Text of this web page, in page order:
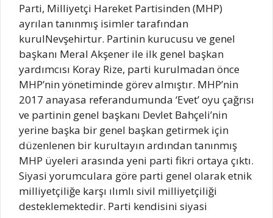
Parti, Milliyetçi Hareket Partisinden (MHP)
ayrılan tanınmış isimler tarafından
kurulNevşehirtur. Partinin kurucusu ve genel
başkanı Meral Akşener ile ilk genel başkan
yardımcısı Koray Rize, parti kurulmadan önce
MHP’nin yönetiminde görev almıştır. MHP’nin
2017 anayasa referandumunda ‘Evet’ oyu çağrısı
ve partinin genel başkanı Devlet Bahçeli’nin
yerine başka bir genel başkan getirmek için
düzenlenen bir kurultayın ardından tanınmış
MHP üyeleri arasında yeni parti fikri ortaya çıktı.
Siyasi yorumculara göre parti genel olarak etnik
milliyetçiliğe karşı ılımlı sivil milliyetçiliği
desteklemektedir. Parti kendisini siyasi